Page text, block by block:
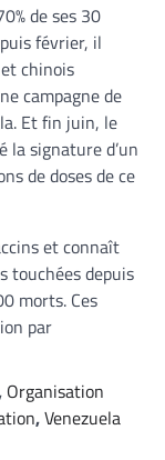
de ses 30
février, il
chinois
campagne de
Et fin juin, le
la signature d’un
de doses de ce
et connaît
touchées depuis
morts. Ces
par
Organisation
,Venezuela